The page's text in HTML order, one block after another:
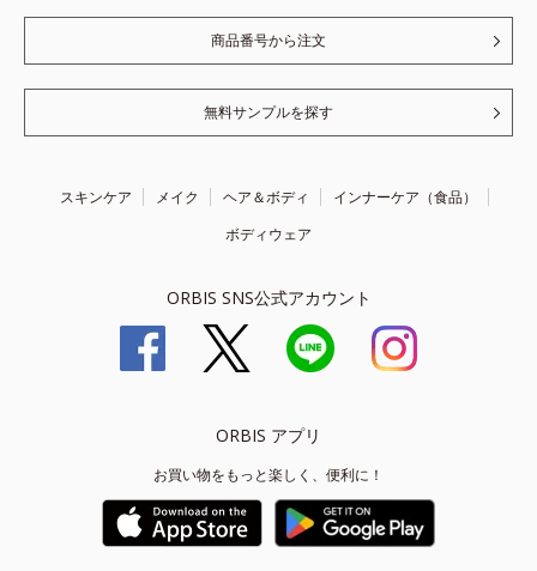
商品番号から注文
無料サンプルを探す
スキンケア メイク ヘア＆ボディ
インナーケア（食品）
ボディウェア
ORBIS SNS公式アカウント
ORBIS アプリ
お買い物をもっと楽しく、便利に！